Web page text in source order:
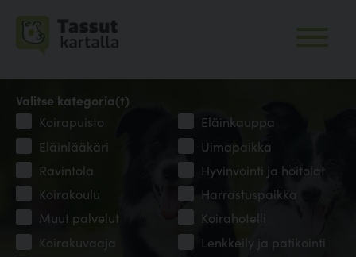
Valitse kategoria(t)
Koirapuisto
Eläinkauppa
Eläinlääkäri
Uimapaikka
Ravintola
Hyvinvointi ja hoitolat
Koirakoulu
Harrastuspaikka
Muut palvelut
Koirahotelli
Koirakuvaaja
Lenkkeily ja patikointi